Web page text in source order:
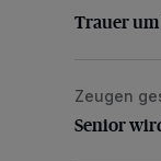
Trauer
Senior
Zeugen
Senior